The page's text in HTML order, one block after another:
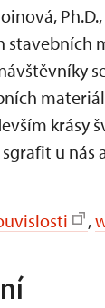
u
,